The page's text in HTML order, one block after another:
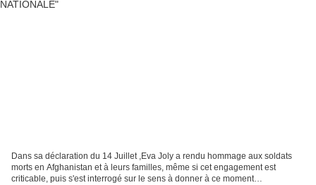
Dans sa déclaration du 14 Juillet ,Eva Joly a rendu hommage aux soldats
morts en Afghanistan et à leurs familles, même si cet engagement est
criticable, puis s'est interrogé sur le sens à donner à ce moment